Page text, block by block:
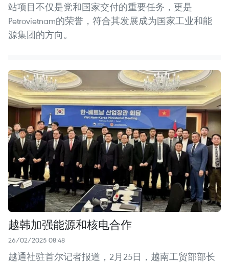
站项目不仅是党和国家交付的重要任务，更是
Petrovietnam的荣誉，符合其发展成为国家工业和能
源集团的方向。
越韩加强能源和核电合作
26/02/2025 08:48
越通社驻首尔记者报道，2月25日，越南工贸部部长